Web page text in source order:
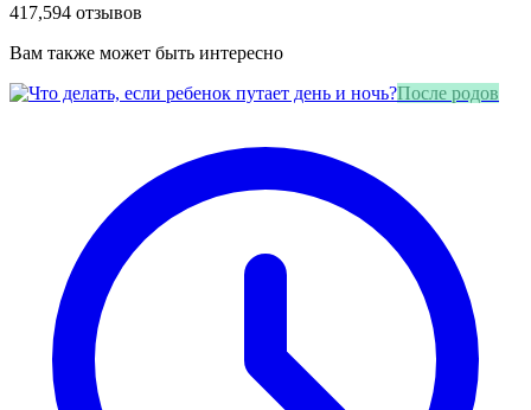
417,594 отзывов
Вам также может быть интересно
После родов